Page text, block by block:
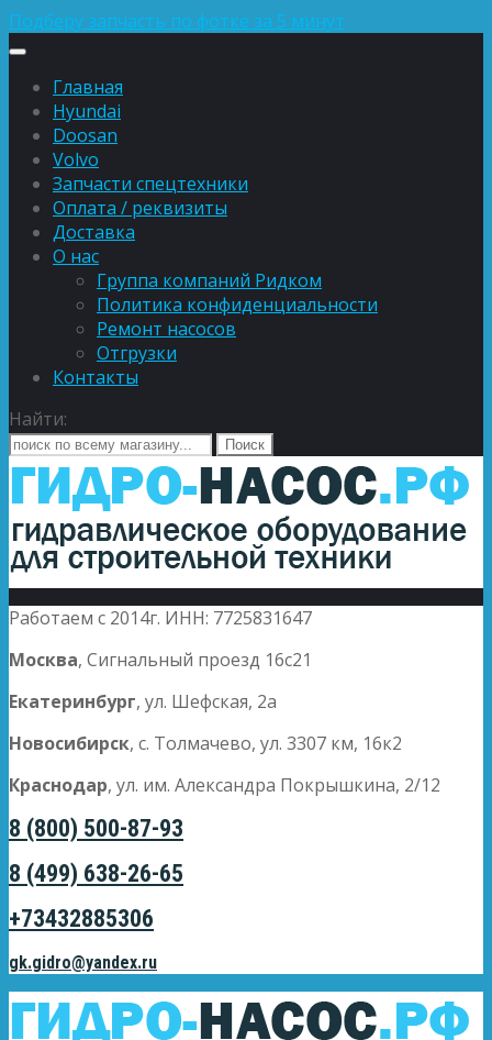
Подберу запчасть по фотке за 5 минут
Главная
Hyundai
Doosan
Volvo
Запчасти спецтехники
Оплата / реквизиты
Доставка
О нас
Группа компаний Ридком
Политика конфиденциальности
Ремонт насосов
Отгрузки
Контакты
Найти:
Работаем с 2014г. ИНН: 7725831647
Москва, Сигнальный проезд 16с21
Екатеринбург, ул. Шефская, 2а
Новосибирск, с. Толмачево, ул. 3307 км, 16к2
Краснодар, ул. им. Александра Покрышкина, 2/12
8 (800) 500-87-93
8 (499) 638-26-65
+73432885306
gk.gidro@yandex.ru